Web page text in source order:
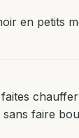
en petits
sans faire